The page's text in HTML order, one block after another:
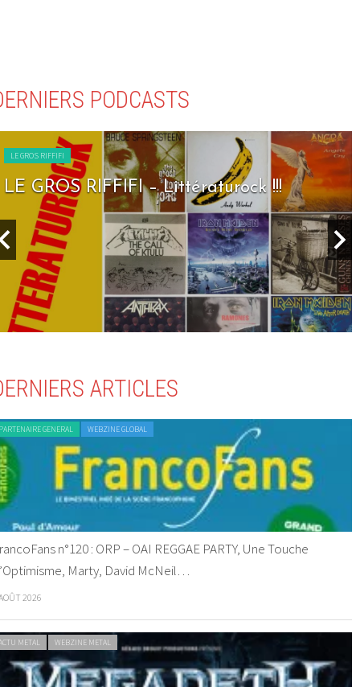
PODCASTS
LE GROS RIFFIFI
LE GROS RIFFIFI – Littératurock !!!
ARTICLES
GENERAL WEBZINE GLOBAL
n°120 : ORP – OAI REGGAE PARTY, Une Touche
Marty, David McNeil…
2026
METAL WEBZINE METAL